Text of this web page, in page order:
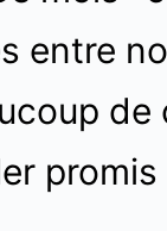
entre